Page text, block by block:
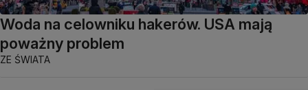
Woda na celowniku hakerów. USA mają
poważny problem
ZE ŚWIATA